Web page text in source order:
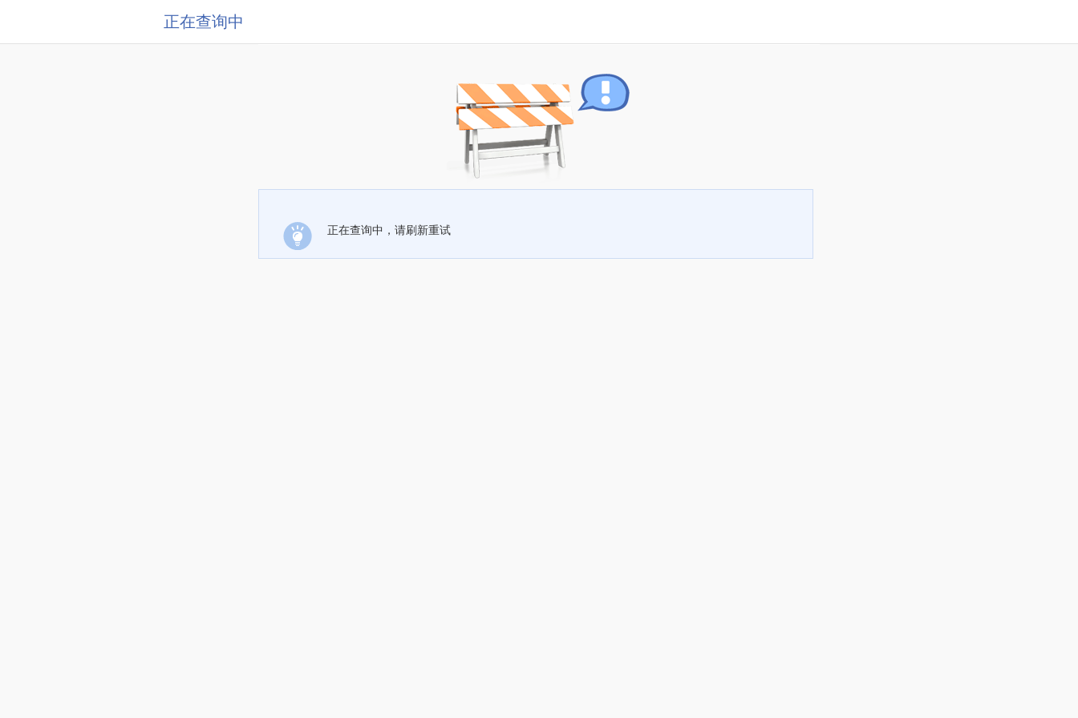
正在查询中
正在查询中，请刷新重试